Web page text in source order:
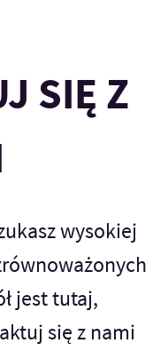
SIĘ Z
wysokiej
jest tutaj,
się z nami